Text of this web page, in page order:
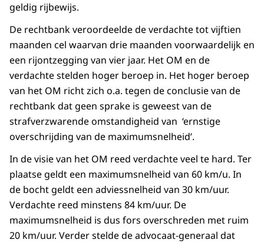
geldig rijbewijs.
De rechtbank veroordeelde de verdachte tot vijftien
maanden cel waarvan drie maanden voorwaardelijk en
een rijontzegging van vier jaar. Het OM en de
verdachte stelden hoger beroep in. Het hoger beroep
van het OM richt zich o.a. tegen de conclusie van de
rechtbank dat geen sprake is geweest van de
strafverzwarende omstandigheid van ‘ernstige
overschrijding van de maximumsnelheid’.
In de visie van het OM reed verdachte veel te hard. Ter
plaatse geldt een maximumsnelheid van 60 km/u. In
de bocht geldt een adviessnelheid van 30 km/uur.
Verdachte reed minstens 84 km/uur. De
maximumsnelheid is dus fors overschreden met ruim
20 km/uur. Verder stelde de advocaat-generaal dat